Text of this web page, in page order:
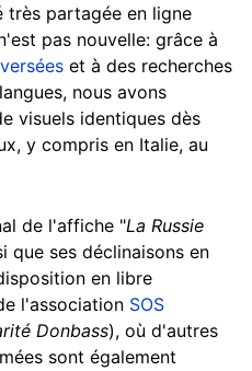
très partagée en ligne
pas nouvelle: grâce à
et à des recherches
nous avons
visuels identiques dès
y compris en Italie, au
de l'affiche "La Russie
que ses déclinaisons en
en libre
l'association SOS
Donbass), où d'autres
sont également